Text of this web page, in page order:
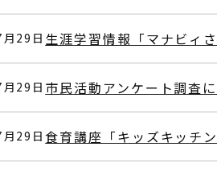
29日 生涯学習情報「マナビィ
29日 市民活動アンケート調査
29日食育講座「キッズキッチ